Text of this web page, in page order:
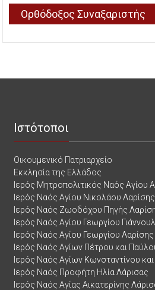
Ορθόδοξος Συναξαριστής
Ιστότοποι
Οικουμενικό Πατριαρχείο
Εκκλησία της Ελλάδος
Ιερός Μητροπολιτικός Ναός Αγίου
Ιερός Ναός Αγίου Νικολάου Λαρίσης
Ιερός Ναός Ζωοδόχου Πηγής
Ιερός Ναός Αγίου Γεωργίου
Ιερός Ναός Αγίου Γεωργίου Λαρίσης
Ιερός Ναός Αγίων Πέτρου και
Ιερός Ναός Αγίων Κωνσταντίνου
Ιερός Ναός Προφήτη Ηλία Λάρισας
Ιερός Ναός Αγίας Αικατερίνης